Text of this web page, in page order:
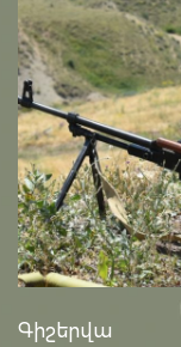
Գիշերվա